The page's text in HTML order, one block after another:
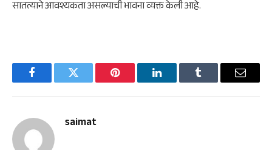
सातत्याने आवश्यकता असल्याची भावना व्यक्त केली आहे.
FacebookTwitter Pinterest LinkedInTumblr Email
saimat